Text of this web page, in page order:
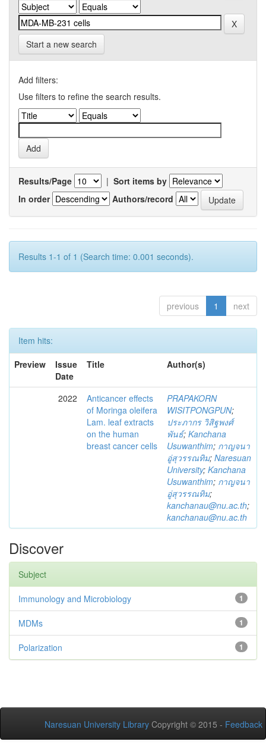
Start a new search
Add filters:
Use filters to refine the search results.
Results/Page | Sort items by
In order
Authors/record
Results 1-1 of 1 (Search time: 0.001 seconds).
previous 1 next
Item hits:
Preview
Issue
Date
Title Author(s)
2022
Anticancer effects
of Moringa oleifera
Lam. leaf extracts
on the human
breast cancer cells
PRAPAKORN
WISITPONGPUN;
ประภากร วิสิฐพงศ์
พันธ์; Kanchana
Usuwanthim; กาญจนา
อู่สุวรรณทิม; Naresuan
University; Kanchana
Usuwanthim; กาญจนา
อู่สุวรรณทิม;
kanchanau@nu.ac.th;
kanchanau@nu.ac.th
Discover
Subject
1
Immunology and Microbiology
1
MDMs
1
Polarization
Naresuan University Library Copyright © 2015 - Feedback